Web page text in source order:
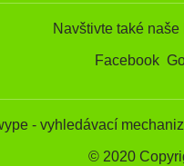
Navštivte také
Facebook
- vyhledávací
© 2020